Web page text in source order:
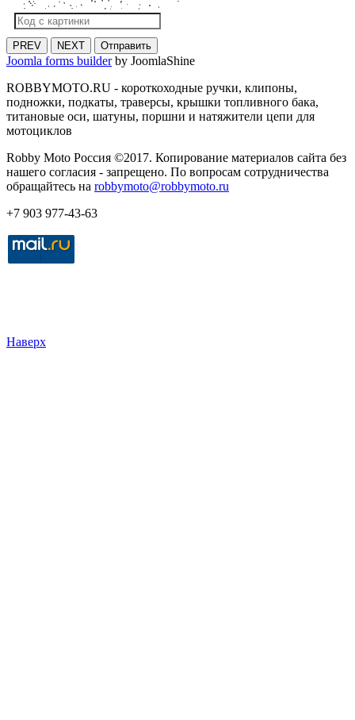
PREV NEXT Отправить
Joomla forms builderby JoomlaShine
ROBBYMOTO.RU - короткоходные ручки, клипоны,
подножки, подкаты, траверсы, крышки топливного бака,
титановые оси, шатуны, поршни и натяжители цепи для
мотоциклов
Robby Moto Россия ©2017. Копирование материалов сайта без
нашего согласия - запрещено. По вопросам сотрудничества
обращайтесь на robbymoto@robbymoto.ru
+7 903 977-43-63
Наверх